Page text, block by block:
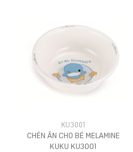
KU3001
CHÉN ĂN CHO BÉ MELAMINE
KUKU KU3001